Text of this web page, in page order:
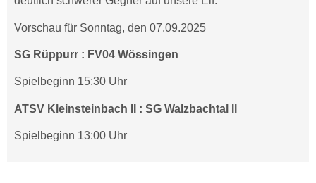
Vorschau für Sonntag, den 07.09.2025
SG Rüppurr : FV04 Wössingen
Spielbeginn 15:30 Uhr
ATSV Kleinsteinbach II : SG Walzbachtal II
Spielbeginn 13:00 Uhr